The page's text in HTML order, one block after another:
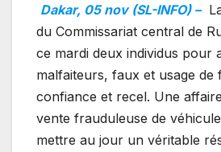
Dakar, 05 nov (SL-INFO) –
du Commissariat central de
ce mardi deux individus pour
malfaiteurs, faux et usage de
confiance et recel. Une
vente frauduleuse de
mettre au jour un véritable